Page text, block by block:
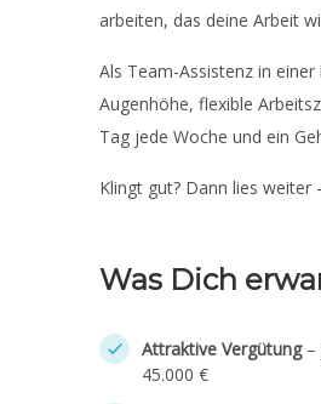
arbeiten, das deine Arbeit
Als Team-Assistenz in
Augenhöhe, flexible
Tag jede Woche und ein
Klingt gut? Dann lies weiter
Was Dich
Attraktive Vergütung–
45.000 €